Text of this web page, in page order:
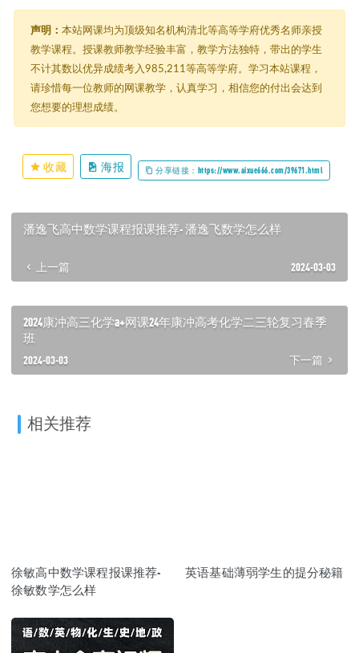
声明： 本站网课均为顶级知名机构清北等高等学府优秀名师亲授
教学课程。授课教师教学经验丰富，教学方法独特，带出的学生
不计其数以优异成绩考入985,211等高等学府。学习本站课程，
请珍惜每一位教师的网课教学，认真学习，相信您的付出会达到
您想要的理想成绩。
收藏 海报 分享链接：https://www.aixue666.com/39671.html
潘逸飞高中数学课程报课推荐- 潘逸飞数学怎么样
上一篇 2024-03-03
2024康冲高三化学a+网课24年康冲高考化学二三轮复习春季
班
2024-03-03 下一篇
相关推荐
徐敏高中数学课程报课推荐-
徐敏数学怎么样
英语基础薄弱学生的提分秘籍